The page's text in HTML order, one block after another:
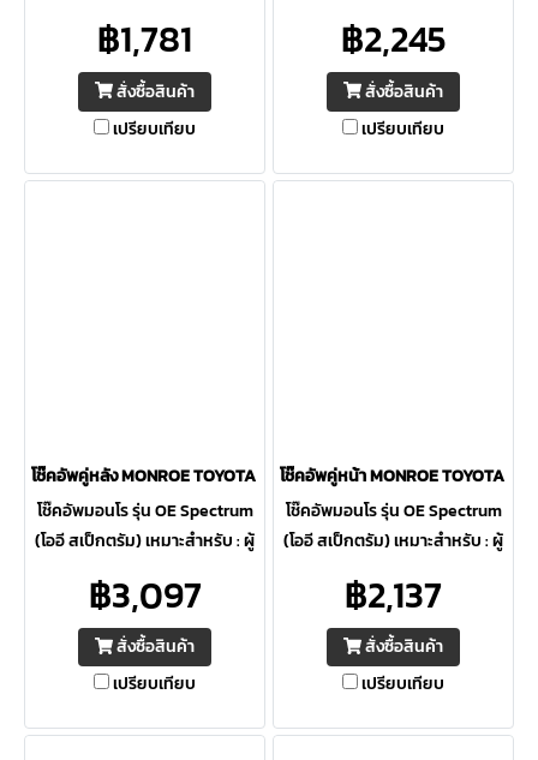
ความควบคุมดีเยี่ยม ภายใต้การ
ขับขี่ต่อเนื่อง
฿1,781
สั่งซื้อสินค้า
เปรียบเทียบ
ความควบคุมดีเยี่ยม ภายใต้การ
ขับขี่ต่อเนื่อง
฿2,245
สั่งซื้อสินค้า
เปรียบเทียบ
โช๊คอัพคู่หลัง MONROE TOYOTA INNOVA CRYSTA ปี 16-20 OE
โช๊คอัพมอนโร รุ่น OE Spectrum
(โออี สเป็กตรัม) เหมาะสำหรับ : ผู้
ความควบคุมดีเยี่ยม ภายใต้การ
ขับขี่ต่อเนื่อง
฿3,097
สั่งซื้อสินค้า
เปรียบเทียบ
โช๊คอัพคู่หน้า MONROE TOYOTA
โช๊คอัพมอนโร รุ่น OE Spectrum
(โออี สเป็กตรัม) เหมาะสำหรับ : ผู้
ความควบคุมดีเยี่ยม ภายใต้การ
ขับขี่ต่อเนื่อง
฿2,137
สั่งซื้อสินค้า
เปรียบเทียบ